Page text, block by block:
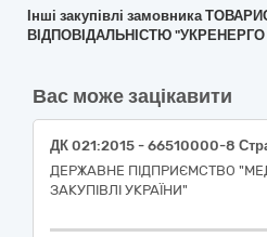
Інші закупівлі замовника
ВІДПОВІДАЛЬНІСТЮ
Вас може зацікавити
ДЕРЖАВНЕ ПІДПРИЄМСТВО
ЗАКУПІВЛІ УКРАЇНИ"